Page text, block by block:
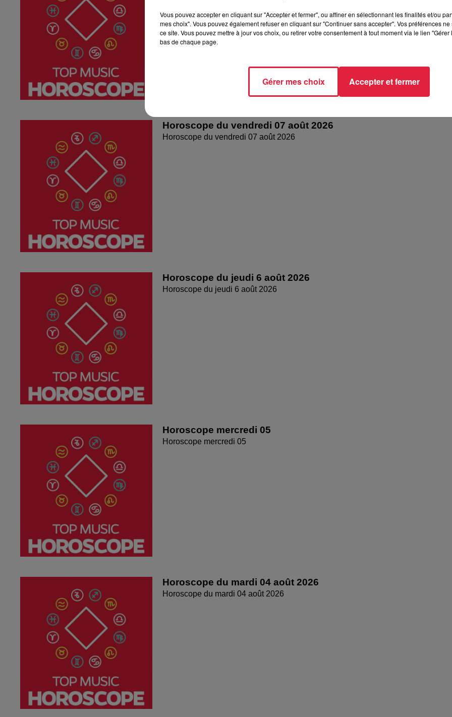
Horoscope du vendredi 07 août 2026
Horoscope du vendredi 07 août 2026
Horoscope du jeudi 6 août 2026
Horoscope du jeudi 6 août 2026
Horoscope mercredi 05
Horoscope mercredi 05
Horoscope du mardi 04 août 2026
Horoscope du mardi 04 août 2026
Vous pouvez accepter en cliquant sur "Accepter et fermer", ou affiner en sélectionnant les finalités et/ou
mes choix". Vous pouvez également refuser en cliquant sur "Continuer sans accepter". Vos préférences
ce site. Vous pouvez mettre à jour vos choix, ou retirer votre consentement à tout moment via le lien
bas de chaque page.
Gérer mes choix Accepter et fermer